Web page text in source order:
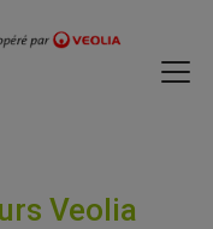
Veolia